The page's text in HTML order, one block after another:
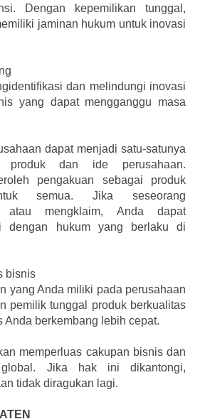
Dengan kepemilikan tunggal,
jaminan hukum untuk inovasi
dan melindungi inovasi
yang dapat mengganggu masa
dapat menjadi satu-satunya
produk dan ide perusahaan.
pengakuan sebagai produk
semua. Jika seseorang
atau mengklaim, Anda dapat
dengan hukum yang berlaku di
bisnis
yang Anda miliki pada perusahaan
pemilik tunggal produk berkualitas
Anda berkembang lebih cepat.
memperluas cakupan bisnis dan
global. Jika hak ini dikantongi,
tidak diragukan lagi.